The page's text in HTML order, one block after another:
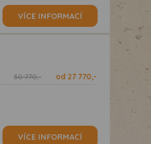
VÍCE INFORMACÍ
30 770,- od 27 770,-
VÍCE INFORMACÍ